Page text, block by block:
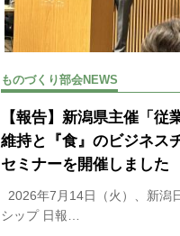
ものづくり部会NEWS
【報告】新潟県主催「従
維持と『食』のビジネス
セミナーを開催しました
2026年7月14日（火）、新潟
シップ 日報…